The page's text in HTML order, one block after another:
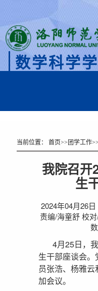
数学科学
当前位置：首页>> 团学工作>>
我院召开
生
2024年04月26
责编/海童舒 校
4月25日，
生干部座谈会
员张浩、杨雅
加会议。